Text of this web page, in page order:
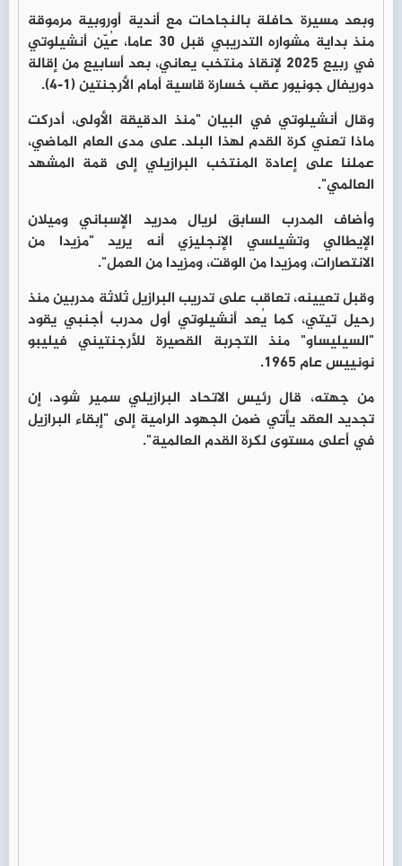
وبعد مسيرة حافلة بالنجاحات مع أندية أوروبية مرموقة
منذ بداية مشواره التدريبي قبل 30 عاما، عُيّن أنشيلوتي
في ربيع 2025 لإنقاذ منتخب يعاني، بعد أسابيع من إقالة
دوريفال جونيور عقب خسارة قاسية أمام الأرجنتين (1-4).
وقال أنشيلوتي في البيان "منذ الدقيقة الأولى، أدركت
ماذا تعني كرة القدم لهذا البلد. على مدى العام الماضي،
عملنا على إعادة المنتخب البرازيلي إلى قمة المشهد
العالمي".
وأضاف المدرب السابق لريال مدريد الإسباني وميلان
الإيطالي وتشيلسي الإنجليزي أنه يريد "مزيدا من
الانتصارات، ومزيدا من الوقت، ومزيدا من العمل".
وقبل تعيينه، تعاقب على تدريب البرازيل ثلاثة مدربين منذ
رحيل تيتي، كما يُعد أنشيلوتي أول مدرب أجنبي يقود
"السيليساو" منذ التجربة القصيرة للأرجنتيني فيليبو
نونييس عام 1965.
من جهته، قال رئيس الاتحاد البرازيلي سمير شود، إن
تجديد العقد يأتي ضمن الجهود الرامية إلى "إبقاء البرازيل
في أعلى مستوى لكرة القدم العالمية".